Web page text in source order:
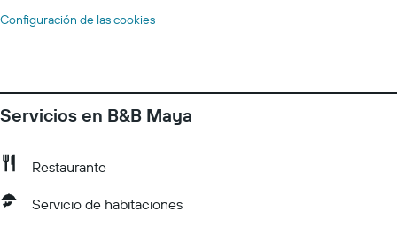
Configuración de las cookies
Servicios en B&B Maya
Restaurante
Servicio de habitaciones